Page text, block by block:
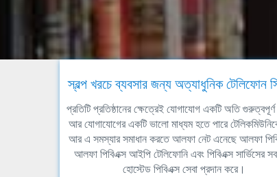
স্বল্প খরচে ব্যবসার জন্য অত্যাধুনিক টেলিফোন
প্রতিটি প্রতিষ্ঠানের ক্ষেত্রেই যোগাযোগ একটি অতি গুরুত্বপূর্ণ
আর যোগাযোগের একটি ভালো মাধ্যম হতে পারে
আর এ সমস্যার সমাধান করতে আলফা নেট এনেছে আলফা
আলফা পিবিএক্স আইপি টেলিফোনি এবং পিবিএক্স সার্ভিসের
হোস্টেড পিবিএক্স সেবা প্রদান করে।